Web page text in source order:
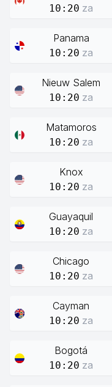
10:20 za
Panama
10:20 za
Nieuw Salem
10:20 za
Matamoros
10:20 za
Knox
10:20 za
Guayaquil
10:20 za
Chicago
10:20 za
Cayman
10:20 za
Bogotá
10:20 za